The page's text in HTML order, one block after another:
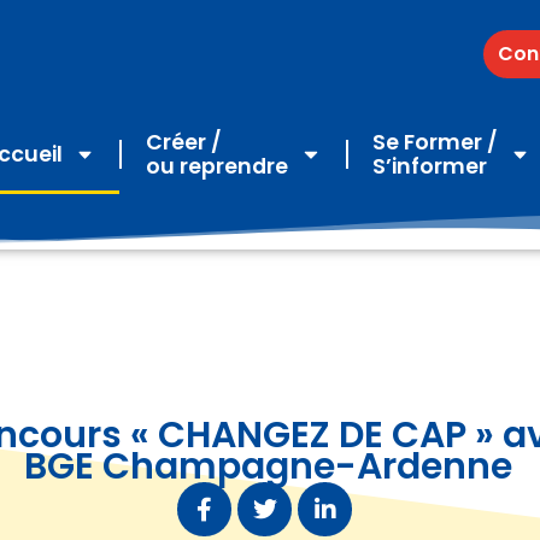
Créer /
ou reprendre
Se Former /
S’informer
« CHANGEZ DE CAP »
BGE Champagne-Ardenne